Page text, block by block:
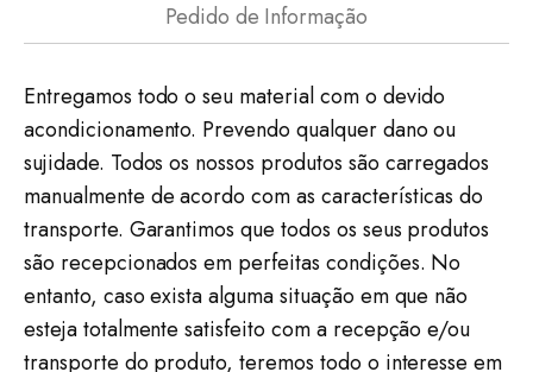
Pedido de Informação
Entregamos todo o seu material com o devido
acondicionamento. Prevendo qualquer dano ou
sujidade. Todos os nossos produtos são carregados
manualmente de acordo com as características do
transporte. Garantimos que todos os seus produtos
são recepcionados em perfeitas condições. No
entanto, caso exista alguma situação em que não
esteja totalmente satisfeito com a recepção e/ou
transporte do produto, teremos todo o interesse em